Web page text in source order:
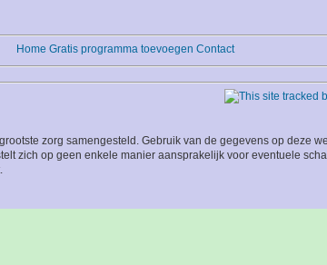
Home Gratis programma toevoegen Contact
zorg samengesteld. Gebruik van de gegevens op deze
zich op geen enkele manier aansprakelijk voor eventuele